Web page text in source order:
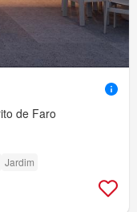
de Faro
Jardim